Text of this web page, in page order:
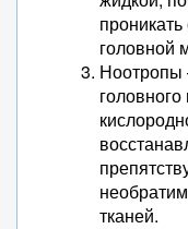
головной
Ноотропы
тканей.